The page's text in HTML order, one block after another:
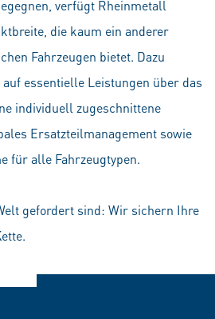
verfügt Rheinmetall
die kaum ein anderer
Fahrzeugen bietet. Dazu
essentielle Leistungen über das
individuell zugeschnittene
Ersatzteilmanagement sowie
für alle Fahrzeugtypen.
gefordert sind: Wir sichern Ihre